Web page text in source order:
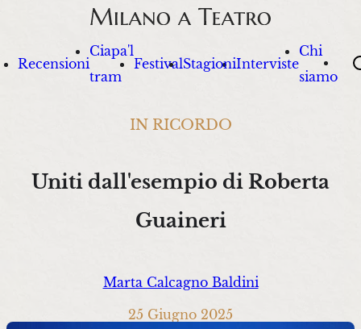
Recensioni
Ciapa'l
tram
FestivalStagioniInterviste
Chi
siamo
Uniti dall'esempio di Roberta
Guaineri
Marta Calcagno Baldini
25 Giugno 2025
IN RICORDO